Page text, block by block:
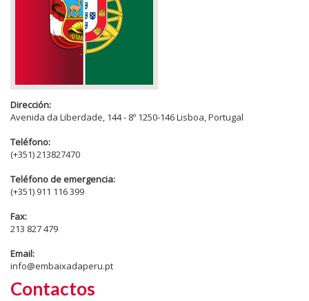
Dirección:
Avenida da Liberdade, 144 - 8º 1250-146 Lisboa, Portugal
Teléfono:
(+351) 213827470
Teléfono de emergencia:
(+351) 911 116 399
Fax:
213 827 479
Email:
info@embaixadaperu.pt
Contactos